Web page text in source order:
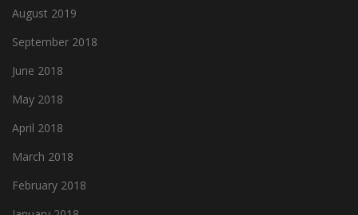
August 2019
September 2018
June 2018
May 2018
April 2018
March 2018
February 2018